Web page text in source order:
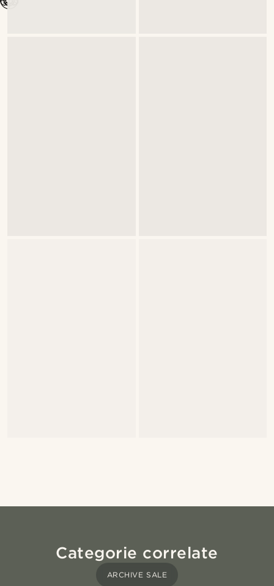
Categorie correlate
ARCHIVE SALE